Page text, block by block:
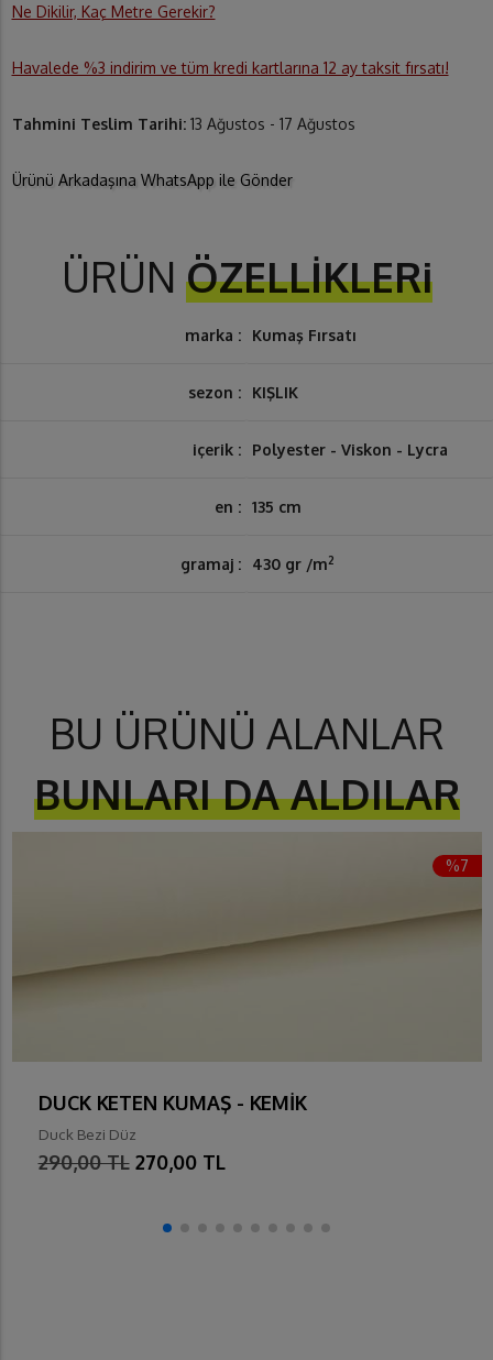
Ne Dikilir, Kaç Metre Gerekir?
Havalede %3 indirim ve tüm kredi kartlarına 12 ay taksit fırsatı!
Tahmini Teslim Tarihi: 13 Ağustos - 17 Ağustos
Ürünü Arkadaşına WhatsApp ile Gönder
ÜRÜN ÖZELLİKLERi
marka : Kumaş Fırsatı
sezon : KIŞLIK
içerik : Polyester - Viskon - Lycra
en : 135 cm
gramaj : 430 gr /m2
BU ÜRÜNÜ ALANLAR
BUNLARI DA ALDILAR
%7
DUCK KETEN KUMAŞ - KEMİK
Duck Bezi Düz
290,00 TL 270,00 TL